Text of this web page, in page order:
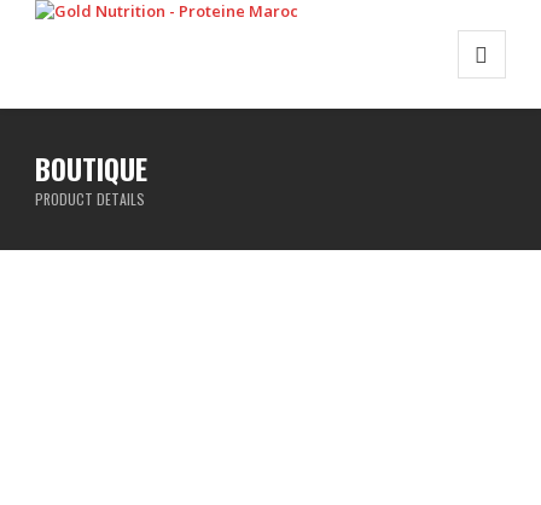
BOUTIQUE
PRODUCT DETAILS